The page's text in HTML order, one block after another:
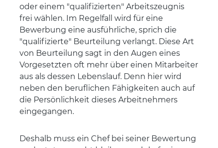
oder einem "qualifizierten" Arbeitszeugnis
frei wählen. Im Regelfall wird für eine
Bewerbung eine ausführliche, sprich die
"qualifizierte" Beurteilung verlangt. Diese Art
von Beurteilung sagt in den Augen eines
Vorgesetzten oft mehr über einen Mitarbeiter
aus als dessen Lebenslauf. Denn hier wird
neben den beruflichen Fähigkeiten auch auf
die Persönlichkeit dieses Arbeitnehmers
eingegangen.
Deshalb muss ein Chef bei seiner Bewertung